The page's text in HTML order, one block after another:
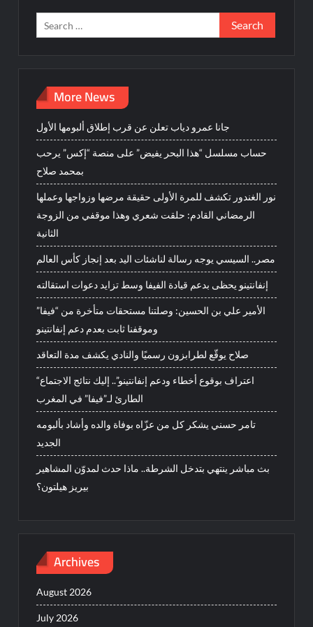
Search
for:
More News
جانا عمرو دياب تعلن عن قرب إطلاق ألبومها الأول
حساب مسلسل “هذا البحر يفيض” على منصة “إكس” يرحب
بمحمد صلاح
نور الغندور تكشف للمرة الأولى حقيقة مرضها وزواجها وعملها
الرمضاني القادم: حلقت شعري وهذا موقفي من الزوجة
الثانية
مصر.. السيسي يوجه رسالة لناشئات اليد بعد إنجاز كأس العالم
إنفانتينو يحظى بدعم قيادة الفيفا وسط تزايد دعوات استقالته
الأمير علي بن الحسين: وصلتنا مستحقات متأخرة من “فيفا”
وموقفنا ثابت بعدم دعم إنفانتينو
صلاح يوقّع لطرابزون رسميًا والنادي يكشف مدة التعاقد
“اعتراف بوقوع أخطاء ودعم إنفانتينو”.. إليك نتائج الاجتماع
الطارئ لـ”فيفا” في المغرب
تامر حسني يشكر كل من عزّاه بوفاة والده وأشاد بألبومه
الجديد
بث مباشر ينتهي بتدخل الشرطة.. ماذا حدث لمدوّن المشاهير
بيريز هيلتون؟
Archives
August 2026
July 2026